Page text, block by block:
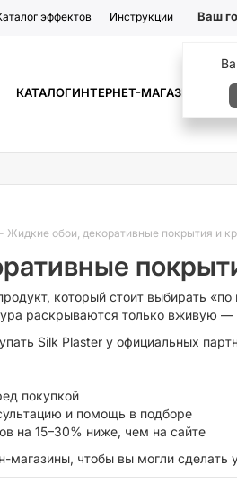
эффектов Инструкции Ваш
КАТАЛОГИНТЕРНЕТ-МАГАЗИН ГДЕ
- Жидкие обои, декоративные покрытия и
который стоит выбирать «по
раскрываются только вживую
Silk Plaster у официальных
покупкой
и помощь в подборе
на 15–30% ниже, чем на сайте
чтобы вы могли сделать